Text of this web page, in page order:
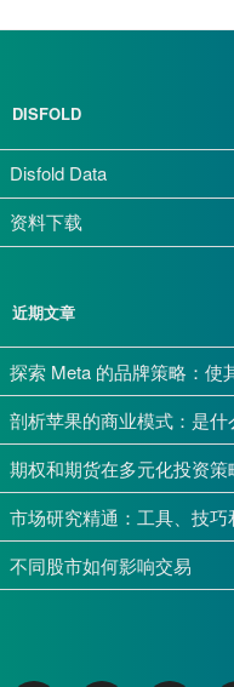
DISFOLD
Disfold Data
资料下载
近期文章
探索 Meta 的品牌策略：使
剖析苹果的商业模式：是什
期权和期货在多元化投资策
市场研究精通：工具、技巧
不同股市如何影响交易